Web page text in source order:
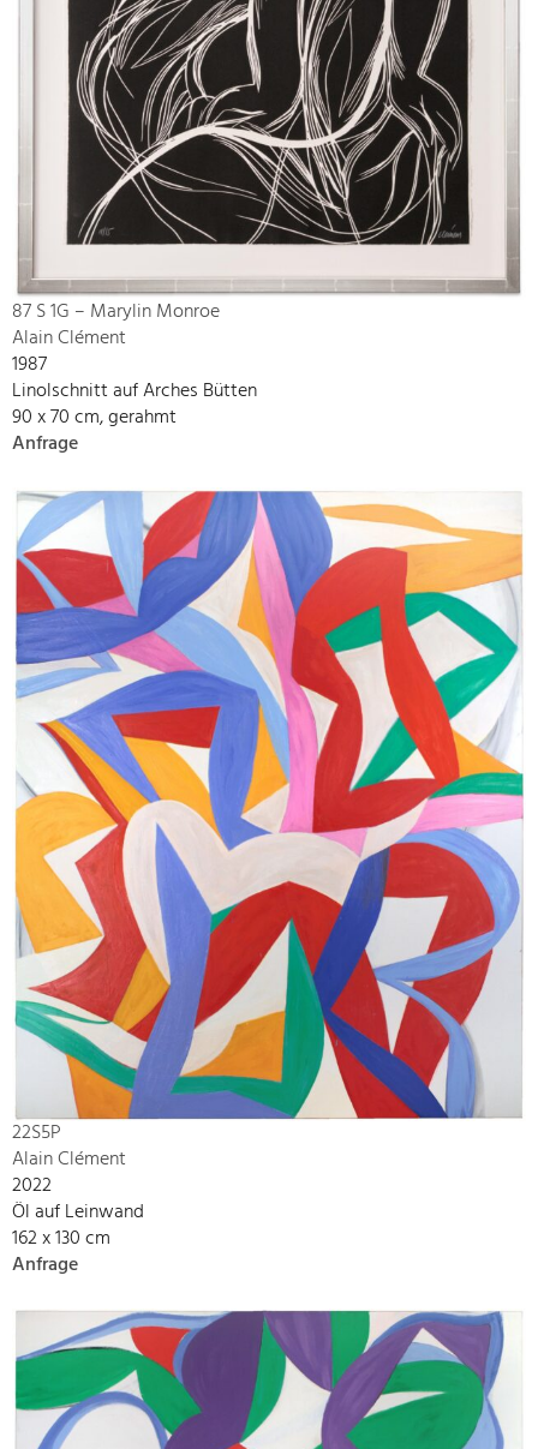
87 S 1G – Marylin Monroe
Alain Clément
1987
Linolschnitt auf Arches Bütten
90 x 70 cm, gerahmt
Anfrage
22S5P
Alain Clément
2022
Öl auf Leinwand
162 x 130 cm
Anfrage